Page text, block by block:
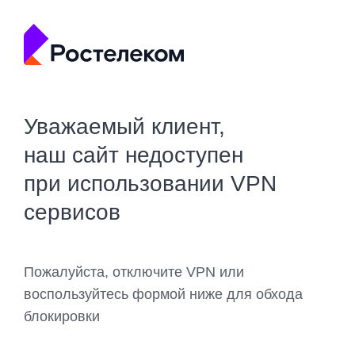
Уважаемый клиент,
наш сайт недоступен
при использовании VPN
сервисов
Пожалуйста, отключите VPN или
воспользуйтесь формой ниже для обхода
блокировки